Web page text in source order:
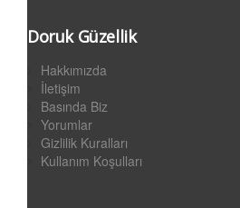
Doruk Güzellik
Hakkımızda
İletişim
Basında Biz
Yorumlar
Gizlilik Kuralları
Kullanım Koşulları